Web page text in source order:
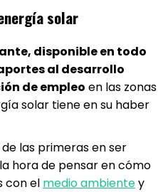
solar
disponible en todo
al desarrollo
de empleo en las zonas
solar tiene en su haber
las primeras en ser
hora de pensar en cómo
con el medio ambientey